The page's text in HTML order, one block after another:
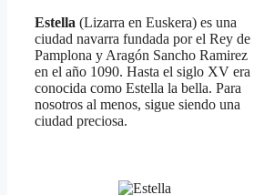
Estella (Lizarra en Euskera) es una
ciudad navarra fundada por el Rey de
Pamplona y Aragón Sancho Ramirez
en el año 1090. Hasta el siglo XV era
conocida como Estella la bella. Para
nosotros al menos, sigue siendo una
ciudad preciosa.